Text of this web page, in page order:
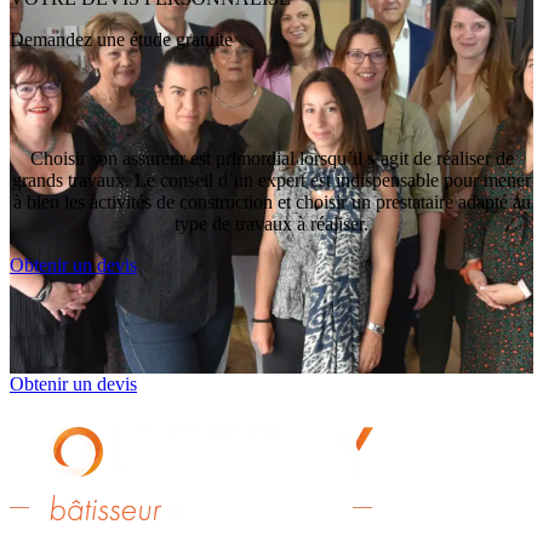
Demandez une étude gratuite
Choisir son assureur est primordial lorsqu’il s’agit de réaliser de
grands travaux. Le conseil d’un expert est indispensable pour mener
à bien les activités de construction et choisir un prestataire adapté au
type de travaux à réaliser.
Obtenir un devis
Obtenir un devis